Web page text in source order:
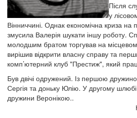
Після
у
Вінниччині. Однак економічна криза на
змусила Валерія шукати іншу роботу.
молодшим братом торгував на
вирішив відкрити власну справу та
комп’ютерний клуб "Престиж", який
Був двічі одружений. Із першою
Сергія та доньку Юлію. У другому
дружини Веронікою..